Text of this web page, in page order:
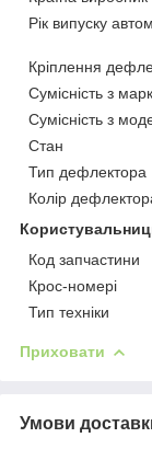
Рік випуску
Кріплення
Сумісність з
Сумісність з
Стан
Тип дефлектора
Колір
Код запчастини
Крос-номері
Тип техніки
Приховати
Умови